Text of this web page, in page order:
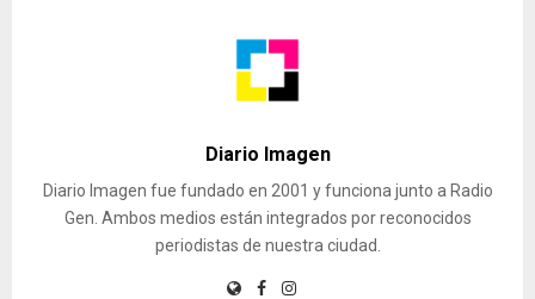
Diario Imagen
Diario Imagen fue fundado en 2001 y funciona junto a Radio
Gen. Ambos medios están integrados por reconocidos
periodistas de nuestra ciudad.